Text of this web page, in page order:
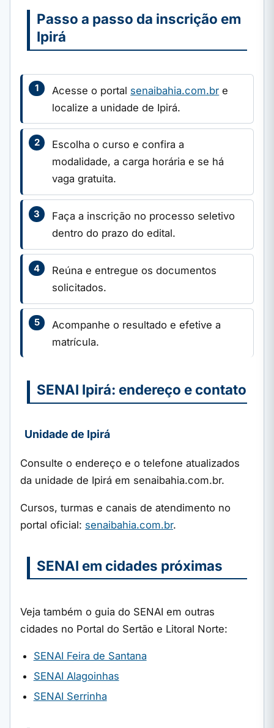
Passo a passo da inscrição em
Ipirá
Acesse o portal senaibahia.com.br e
localize a unidade de Ipirá.
Escolha o curso e confira a
modalidade, a carga horária e se há
vaga gratuita.
Faça a inscrição no processo seletivo
dentro do prazo do edital.
Reúna e entregue os documentos
solicitados.
Acompanhe o resultado e efetive a
matrícula.
SENAI Ipirá: endereço e contato
Unidade de Ipirá
Consulte o endereço e o telefone atualizados
da unidade de Ipirá em senaibahia.com.br.
Cursos, turmas e canais de atendimento no
portal oficial: senaibahia.com.br.
SENAI em cidades próximas
Veja também o guia do SENAI em outras
cidades no Portal do Sertão e Litoral Norte:
SENAI Feira de Santana
SENAI Alagoinhas
SENAI Serrinha